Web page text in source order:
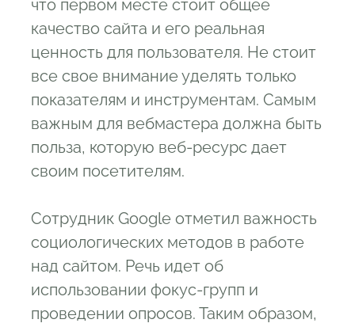
что первом месте стоит общее
качество сайта и его реальная
ценность для пользователя. Не стоит
все свое внимание уделять только
показателям и инструментам. Самым
важным для вебмастера должна быть
польза, которую веб-ресурс дает
своим посетителям.
Сотрудник Google отметил важность
социологических методов в работе
над сайтом. Речь идет об
использовании фокус-групп и
проведении опросов. Таким образом,